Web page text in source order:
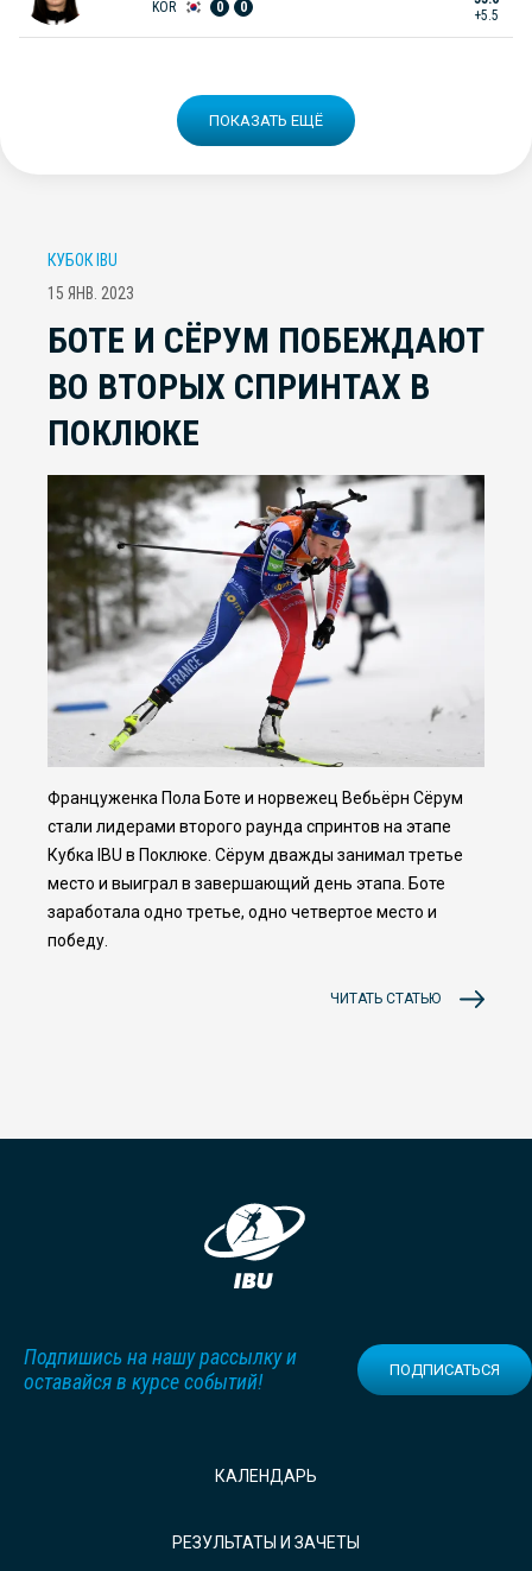
KOR 0 0
+5.5
ПОКАЗАТЬ ЕЩЁ
КУБОК IBU
15 ЯНВ. 2023
БОТЕ И СЁРУМ ПОБЕЖДАЮТ
ВО ВТОРЫХ СПРИНТАХ В
ПОКЛЮКЕ
Француженка Пола Боте и норвежец Вебьёрн Сёрум
стали лидерами второго раунда спринтов на этапе
Кубка IBU в Поклюке. Сёрум дважды занимал третье
место и выиграл в завершающий день этапа. Боте
заработала одно третье, одно четвертое место и
победу.
ЧИТАТЬ СТАТЬЮ
Подпишись на нашу рассылку и
оставайся в курсе событий!
ПОДПИСАТЬСЯ
КАЛЕНДАРЬ
РЕЗУЛЬТАТЫ И ЗАЧЕТЫ